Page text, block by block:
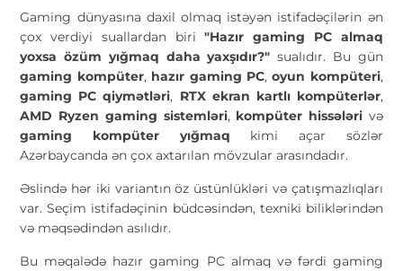
Gaming dünyasına daxil olmaq istəyən istifadəçilərin ən
çox verdiyi suallardan biri"Hazır gaming PC almaq
yoxsa özüm yığmaq daha yaxşıdır?" sualıdır. Bu gün
gaming kompüter, hazır gaming PC,oyun kompüteri,
gaming PC qiymətləri, RTX ekran kartlı kompüterlər,
AMD Ryzen gaming sistemləri, kompüter hissələrivə
gaming kompüter yığmaq kimi açar sözlər
Azərbaycanda ən çox axtarılan mövzular arasındadır.
Əslində hər iki variantın öz üstünlükləri və çatışmazlıqları
var. Seçim istifadəçinin büdcəsindən, texniki biliklərindən
və məqsədindən asılıdır.
Bu məqalədə hazır gaming PC almaq və fərdi gaming